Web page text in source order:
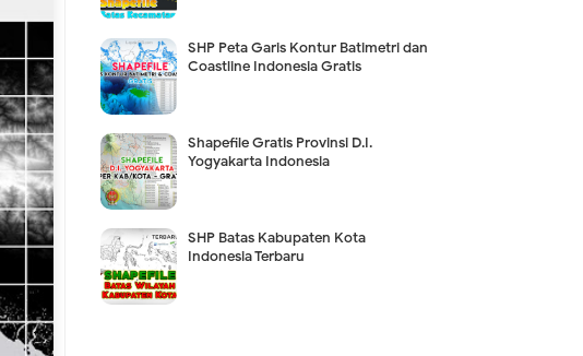
SHP Peta Garis Kontur Batimetri dan
Coastline Indonesia Gratis
Shapefile Gratis Provinsi D.I.
Yogyakarta Indonesia
SHP Batas Kabupaten Kota
Indonesia Terbaru